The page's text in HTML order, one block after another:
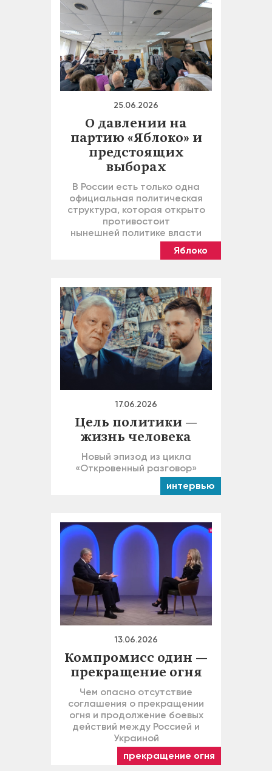
25.06.2026
О давлении на
партию «Яблоко» и
предстоящих
выборах
В России есть только одна
официальная политическая
структура, которая открыто
противостоит
нынешней политике власти
Яблоко
17.06.2026
Цель политики —
жизнь человека
Новый эпизод из цикла
«Откровенный разговор»
интервью
13.06.2026
Компромисс один —
прекращение огня
Чем опасно отсутствие
соглашения о прекращении
огня и продолжение боевых
действий между Россией и
Украиной
прекращение огня